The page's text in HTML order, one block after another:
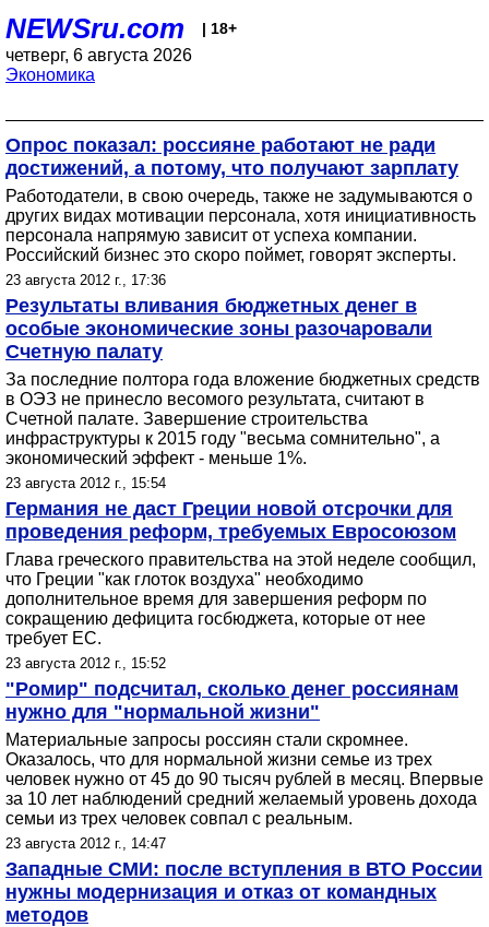
NEWSru.com | 18+
четверг, 6 августа 2026
Экономика
Опрос показал: россияне работают не ради
достижений, а потому, что получают зарплату
Работодатели, в свою очередь, также не задумываются о
других видах мотивации персонала, хотя инициативность
персонала напрямую зависит от успеха компании.
Российский бизнес это скоро поймет, говорят эксперты.
23 августа 2012 г., 17:36
Результаты вливания бюджетных денег в
особые экономические зоны разочаровали
Счетную палату
За последние полтора года вложение бюджетных средств
в ОЭЗ не принесло весомого результата, считают в
Счетной палате. Завершение строительства
инфраструктуры к 2015 году "весьма сомнительно", а
экономический эффект - меньше 1%.
23 августа 2012 г., 15:54
Германия не даст Греции новой отсрочки для
проведения реформ, требуемых Евросоюзом
Глава греческого правительства на этой неделе сообщил,
что Греции "как глоток воздуха" необходимо
дополнительное время для завершения реформ по
сокращению дефицита госбюджета, которые от нее
требует ЕС.
23 августа 2012 г., 15:52
"Ромир" подсчитал, сколько денег россиянам
нужно для "нормальной жизни"
Материальные запросы россиян стали скромнее.
Оказалось, что для нормальной жизни семье из трех
человек нужно от 45 до 90 тысяч рублей в месяц. Впервые
за 10 лет наблюдений средний желаемый уровень дохода
семьи из трех человек совпал с реальным.
23 августа 2012 г., 14:47
Западные СМИ: после вступления в ВТО России
нужны модернизация и отказ от командных
методов